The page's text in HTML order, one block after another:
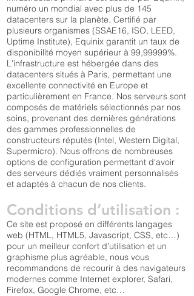
numéro un mondial avec plus de 145
datacenters sur la planète. Certifié par
plusieurs organismes (SSAE16, ISO, LEED,
Uptime Institute), Equinix garantit un taux de
disponibilité moyen supérieur à 99,99999%.
L'infrastructure est hébergée dans des
datacenters situés à Paris, permettant une
excellente connectivité en Europe et
particulièrement en France. Nos serveurs sont
composés de matériels sélectionnés par nos
soins, provenant des dernières générations
des gammes professionnelles de
constructeurs réputés (Intel, Western Digital,
Supermicro). Nous offrons de nombreuses
options de configuration permettant d'avoir
des serveurs dédiés vraiment personnalisés
et adaptés à chacun de nos clients.
Conditions d’utilisation :
Ce site est proposé en différents langages
web (HTML, HTML5, Javascript, CSS, etc…)
pour un meilleur confort d’utilisation et un
graphisme plus agréable, nous vous
recommandons de recourir à des navigateurs
modernes comme Internet explorer, Safari,
Firefox, Google Chrome, etc…